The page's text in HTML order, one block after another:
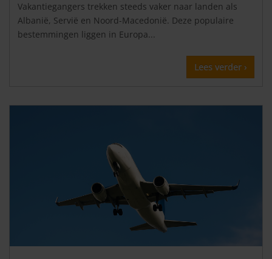
Vakantiegangers trekken steeds vaker naar landen als
Albanië, Servië en Noord-Macedonië. Deze populaire
bestemmingen liggen in Europa...
Lees verder ›